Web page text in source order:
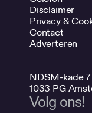
Disclaimer
Privacy &
Contact
Adverteren
NDSM-kade 7
1033 PG
Volg ons!